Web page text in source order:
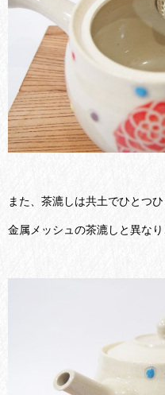
また、茶漉しは共土でひとつ
金属メッシュの茶漉しと異な